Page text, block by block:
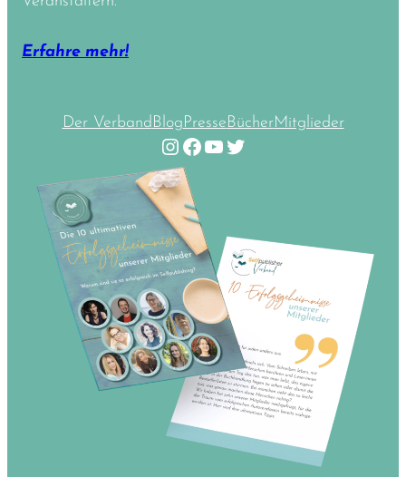
Erfahre mehr!
Der VerbandBlogPresseBücherMitglieder
Instagram Facebook YouTube Twitter